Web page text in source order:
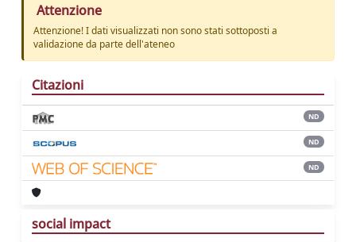
Attenzione
Attenzione! I dati visualizzati non sono stati sottoposti a
validazione da parte dell'ateneo
Citazioni
ND
ND
ND
social impact